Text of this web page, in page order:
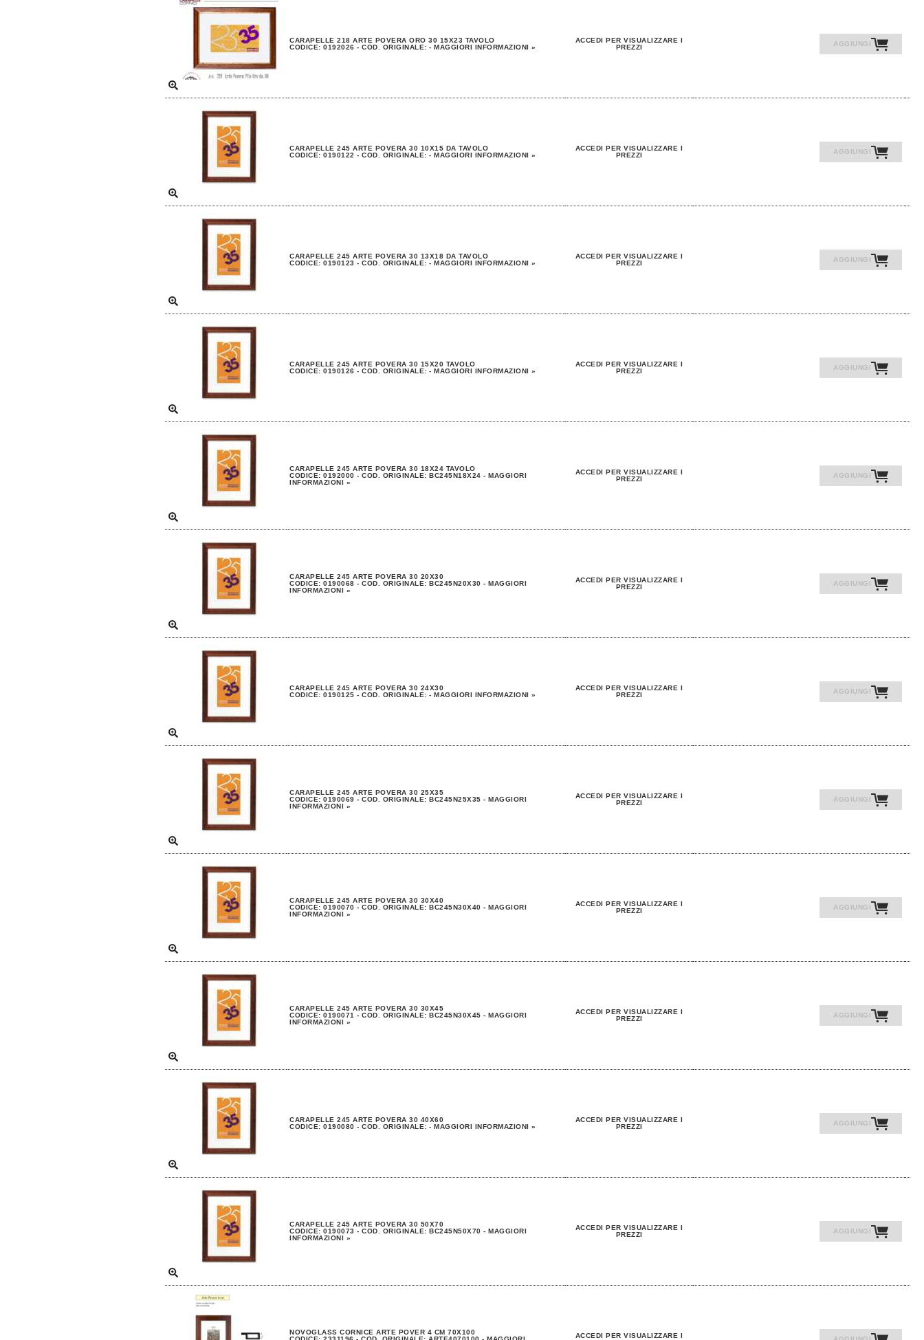
CARAPELLE 218 ARTE POVERA ORO 30 15X23 TAVOLO
CODICE: 0192026 - COD. ORIGINALE: - MAGGIORI INFORMAZIONI »
ACCEDI PER VISUALIZZARE I
PREZZI
AGGIUNGI
CARAPELLE 245 ARTE POVERA 30 10X15 DA TAVOLO
CODICE: 0190122 - COD. ORIGINALE: - MAGGIORI INFORMAZIONI »
ACCEDI PER VISUALIZZARE I
PREZZI
AGGIUNGI
CARAPELLE 245 ARTE POVERA 30 13X18 DA TAVOLO
CODICE: 0190123 - COD. ORIGINALE: - MAGGIORI INFORMAZIONI »
ACCEDI PER VISUALIZZARE I
PREZZI
AGGIUNGI
CARAPELLE 245 ARTE POVERA 30 15X20 TAVOLO
CODICE: 0190126 - COD. ORIGINALE: - MAGGIORI INFORMAZIONI »
ACCEDI PER VISUALIZZARE I
PREZZI
AGGIUNGI
CARAPELLE 245 ARTE POVERA 30 18X24 TAVOLO
CODICE: 0192000 - COD. ORIGINALE: BC245N18X24 - MAGGIORI
INFORMAZIONI »
ACCEDI PER VISUALIZZARE I
PREZZI
AGGIUNGI
CARAPELLE 245 ARTE POVERA 30 20X30
CODICE: 0190068 - COD. ORIGINALE: BC245N20X30 - MAGGIORI
INFORMAZIONI »
ACCEDI PER VISUALIZZARE I
PREZZI
AGGIUNGI
CARAPELLE 245 ARTE POVERA 30 24X30
CODICE: 0190125 - COD. ORIGINALE: - MAGGIORI INFORMAZIONI »
ACCEDI PER VISUALIZZARE I
PREZZI
AGGIUNGI
CARAPELLE 245 ARTE POVERA 30 25X35
CODICE: 0190069 - COD. ORIGINALE: BC245N25X35 - MAGGIORI
INFORMAZIONI »
ACCEDI PER VISUALIZZARE I
PREZZI
AGGIUNGI
CARAPELLE 245 ARTE POVERA 30 30X40
CODICE: 0190070 - COD. ORIGINALE: BC245N30X40 - MAGGIORI
INFORMAZIONI »
ACCEDI PER VISUALIZZARE I
PREZZI
AGGIUNGI
CARAPELLE 245 ARTE POVERA 30 30X45
CODICE: 0190071 - COD. ORIGINALE: BC245N30X45 - MAGGIORI
INFORMAZIONI »
ACCEDI PER VISUALIZZARE I
PREZZI
AGGIUNGI
CARAPELLE 245 ARTE POVERA 30 40X60
CODICE: 0190080 - COD. ORIGINALE: - MAGGIORI INFORMAZIONI »
ACCEDI PER VISUALIZZARE I
PREZZI
AGGIUNGI
CARAPELLE 245 ARTE POVERA 30 50X70
CODICE: 0190073 - COD. ORIGINALE: BC245N50X70 - MAGGIORI
INFORMAZIONI »
ACCEDI PER VISUALIZZARE I
PREZZI
AGGIUNGI
NOVOGLASS CORNICE ARTE POVER 4 CM 70X100
ACCEDI PER VISUALIZZARE I